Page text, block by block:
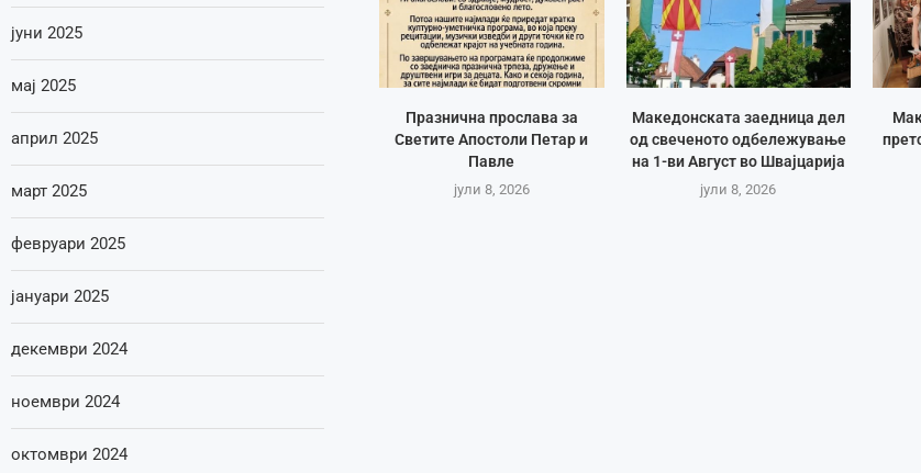
Празнична прослава за
Светите Апостоли Петар и
Павле
јули 8, 2026
Македонската заедница дел
од свеченото одбележување
на 1-ви Август во Швајцарија
јули 8, 2026
јуни 2025
мај 2025
април 2025
март 2025
февруари 2025
јануари 2025
декември 2024
ноември 2024
октомври 2024